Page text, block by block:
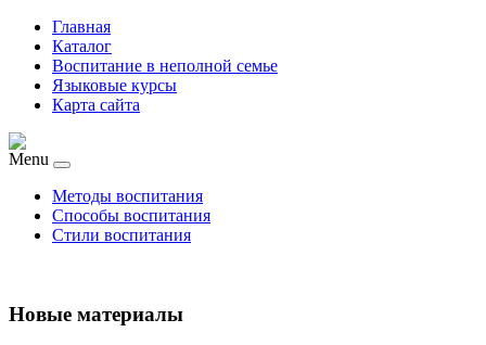
Главная
Каталог
Воспитание в неполной семье
Языковые курсы
Карта сайта
Menu
Методы воспитания
Способы воспитания
Стили воспитания
Новые материалы